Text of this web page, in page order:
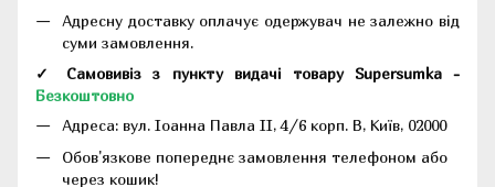
Адресну доставку оплачує одержувач не залежно від
суми замовлення.
✓ Самовивіз з пункту видачі товару Supersumka -
Безкоштовно
Адреса: вул. Іоанна Павла II, 4/6 корп. В, Київ, 02000
Обов'язкове попереднє замовлення телефоном або
через кошик!